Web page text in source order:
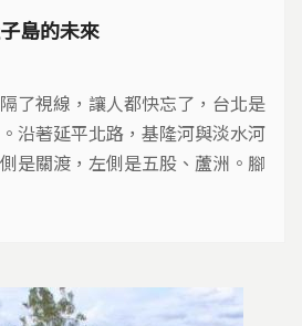
島的未來
了視線，讓人都快忘了，台北是
沿著延平北路，基隆河與淡水河
是關渡，左側是五股、蘆洲。腳
台北防洪計畫裡被列為滯洪區，
，從純樸走向混亂，成了大都會
該怎麼飛？